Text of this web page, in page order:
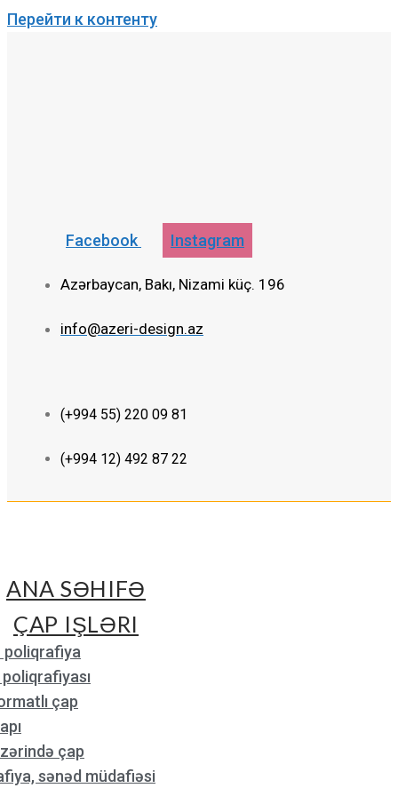
Перейти к контенту
Facebook Instagram
Azərbaycan, Bakı, Nizami küç. 196
info@azeri-design.az
(+994 55) 220 09 81
(+994 12) 492 87 22
ANA SƏHIFƏ
ÇAP IŞLƏRI
poliqrafiya
çap
çap
sənəd müdafiəsi